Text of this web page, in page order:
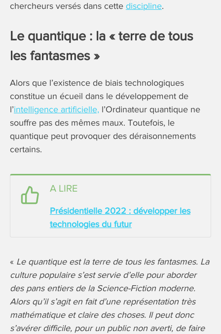
chercheurs versés dans cette discipline.
Le quantique : la « terre de tous
les fantasmes »
Alors que l’existence de biais technologiques
constitue un écueil dans le développement de
l’intelligence artificielle, l’Ordinateur quantique ne
souffre pas des mêmes maux. Toutefois, le
quantique peut provoquer des déraisonnements
certains.
A LIRE
Présidentielle 2022 : développer les
technologies du futur
« Le quantique est la terre de tous les fantasmes. La
culture populaire s’est servie d’elle pour aborder
des pans entiers de la Science-Fiction moderne.
Alors qu’il s’agit en fait d’une représentation très
mathématique et claire des choses. Il peut donc
s’avérer difficile, pour un public non averti, de faire